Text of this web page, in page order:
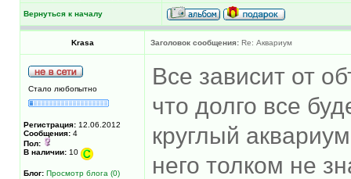
Вернуться к началу
Krasa Заголовок сообщения: Re: Аквариум
Стало любопытно
Регистрация: 12.06.2012
Сообщения: 4
Пол:
В наличии: 10
Блог: Просмотр блога (0)
Все зависит от
что долго все
круглый
него толком не